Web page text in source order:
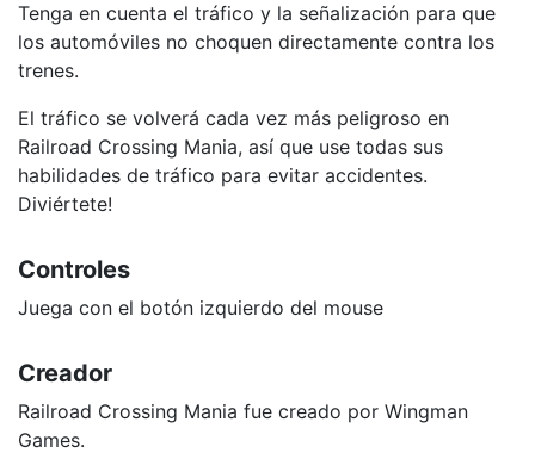
Tenga en cuenta el tráfico y la señalización para que
los automóviles no choquen directamente contra los
trenes.
El tráfico se volverá cada vez más peligroso en
Railroad Crossing Mania, así que use todas sus
habilidades de tráfico para evitar accidentes.
Diviértete!
Controles
Juega con el botón izquierdo del mouse
Creador
Railroad Crossing Mania fue creado por Wingman
Games.